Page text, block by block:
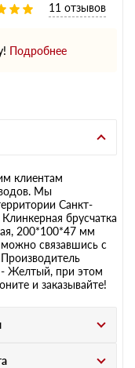
11 отзывов
Подробнее
клиентам
Мы
Санкт-
брусчатка
200*100*47 мм
связавшись с
- Желтый, при этом
и заказывайте!